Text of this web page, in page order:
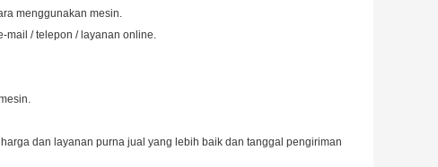
menggunakan mesin.
mail / telepon / layanan online.
dan layanan purna jual yang lebih baik dan tanggal pengiriman